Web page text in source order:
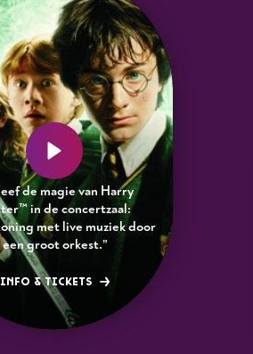
de magie van Harry
in de concertzaal:
met live muziek door
een groot orkest.”
INFO & TICKETS